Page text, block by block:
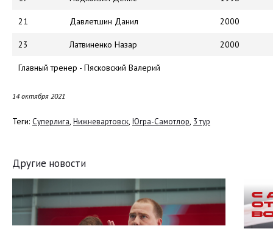
21 Давлетшин Данил 2000
23 Латвиненко Назар 2000
Главный тренер - Пясковский Валерий
14 октября 2021
Теги: Суперлига, Нижневартовск, Югра-Самотлор, 3 тур
Другие новости